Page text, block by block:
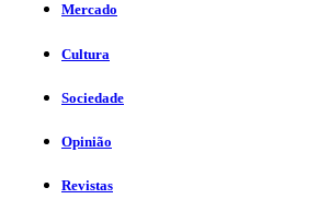
Mercado
Cultura
Sociedade
Opinião
Revistas